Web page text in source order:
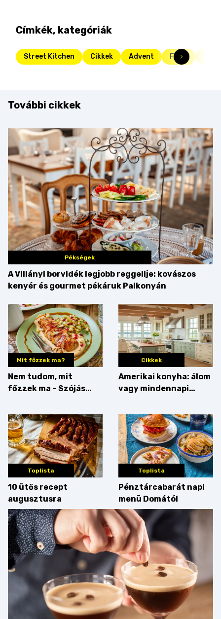
Címkék, kategóriák
Street Kitchen Cikkek Advent Friss
További cikkek
Pékségek
A Villányi borvidék legjobb reggelije: kovászos
kenyér és gourmet pékáruk Palkonyán
Mit főzzek ma?
Nem tudom, mit
főzzek ma – Szójás
Cikkek
Amerikai konyha: álom
vagy mindennapi
az érveket
Toplista
10 ütős recept
augusztusra
Toplista
Pénztárcabarát napi
menü Domától